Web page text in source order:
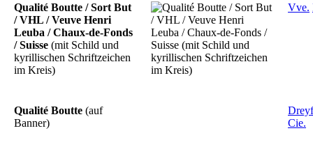
Qualité Boutte / Sort But
/ VHL / Veuve Henri
Leuba / Chaux-de-Fonds
/ Suisse (mit Schild und
kyrillischen Schriftzeichen
im Kreis)
Vve.
Qualité Boutte (auf
Banner)
Cie.